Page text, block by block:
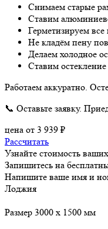
Снимаем старые
Ставим
Герметизируем
Не кладём пену
Делаем холодное
Ставим
Работаем аккуратно.
📞 Оставьте заявку.
цена от 3 939 ₽
Рассчитать
Узнайте стоимость
Запишитесь на
Напишите ваше имя и
Лоджия
Размер 3000 х 1500 мм